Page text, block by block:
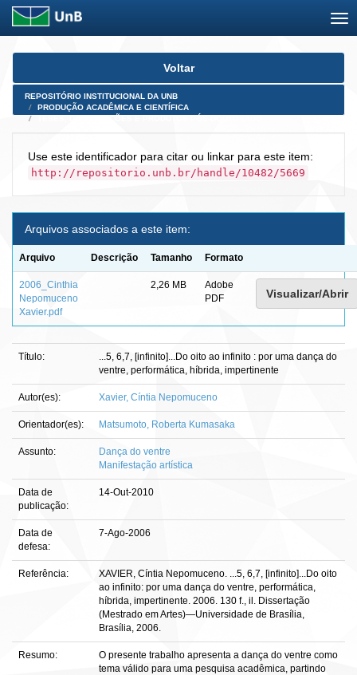
Skip
Voltar
REPOSITÓRIO INSTITUCIONAL DA UNB
PRODUÇÃO ACADÊMICA E CIENTÍFICA
Use este identificador para citar ou linkar para este item:
http://repositorio.unb.br/handle/10482/5669
Arquivos associados a este item:
Arquivo Descrição Tamanho Formato
2006_Cinthia
Nepomuceno
Xavier.pdf
2,26 MB
Adobe
PDF
Visualizar/Abrir
Título:
...5, 6,7, [infinito]...Do oito ao infinito : por uma dança do
ventre, performática, híbrida, impertinente
Autor(es): Xavier, Cíntia Nepomuceno
Orientador(es): Matsumoto, Roberta Kumasaka
Assunto:
Dança do ventre
Manifestação artística
Data de
publicação:
14-Out-2010
Data de
defesa:
7-Ago-2006
Referência:
XAVIER, Cíntia Nepomuceno. ...5, 6,7, [infinito]...Do oito
ao infinito: por uma dança do ventre, performática,
híbrida, impertinente. 2006. 130 f., il. Dissertação
(Mestrado em Artes)—Universidade de Brasília,
Brasília, 2006.
Resumo:
O presente trabalho apresenta a dança do ventre como
tema válido para uma pesquisa acadêmica, partindo